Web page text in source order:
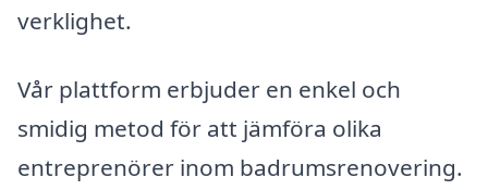
verklighet.
Vår plattform erbjuder en enkel och
smidig metod för att jämföra olika
entreprenörer inom badrumsrenovering.